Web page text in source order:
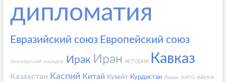
дипломатия
Евразийский союз Европейский союз
Зангезурский коридор Ирак Иран история Кавказ
Казахстан Каспий Китай Кувейт Курдистан Ливан НАТО наука